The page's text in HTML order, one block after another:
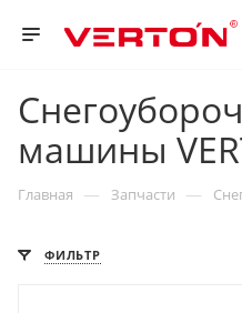
машины
Главная — Запчасти —
ФИЛЬТР